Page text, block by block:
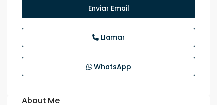
Enviar Email
Llamar
WhatsApp
About Me